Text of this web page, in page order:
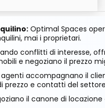
Optimal Spaces
mai i proprietari.
conflitti di interesse,
e negoziano il prezzo
agenti accompagnano il
prezzo e contatti del
il canone di